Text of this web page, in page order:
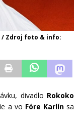
/ Zdroj foto & info:
divadlo Rokoko
a vo Fóre Karlínsa